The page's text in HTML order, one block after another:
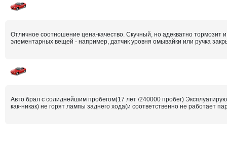
Отличное соотношение цена-качество. Скучный, но адекватно тормозит
элементарных вещей - например, датчик уровня омывайки или ручка
Авто брал с солиднейшим пробегом(17 лет /240000 пробег)
как-никак) не горят лампы заднего хода(и соответственно не работает